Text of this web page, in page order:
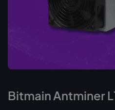
Bitmain Antminer